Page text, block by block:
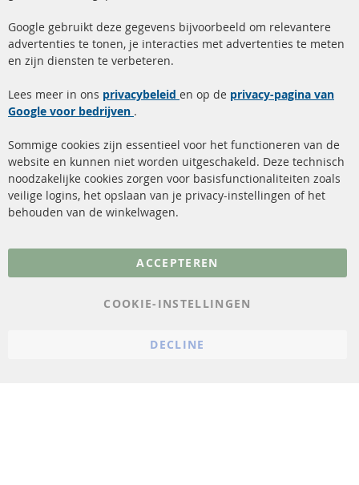
facebook
instagram
Snelle links
Roetfilter reiniging
Katalysator (KAT)
sensoren
FAQ
Kundenservice
Verzendingskosten
Contact
Annuleer contract
Gegevensbescherming
Google gebruikt deze gegevens bijvoorbeeld om relevantere
advertenties te tonen, je interacties met advertenties te meten
en zijn diensten te verbeteren.
Lees meer in ons privacybeleid en op de privacy-pagina van
Google voor bedrijven .
Sommige cookies zijn essentieel voor het functioneren van de
website en kunnen niet worden uitgeschakeld. Deze technisch
noodzakelijke cookies zorgen voor basisfunctionaliteiten zoals
veilige logins, het opslaan van je privacy-instellingen of het
behouden van de winkelwagen.
ACCEPTEREN
COOKIE-INSTELLINGEN
DECLINE